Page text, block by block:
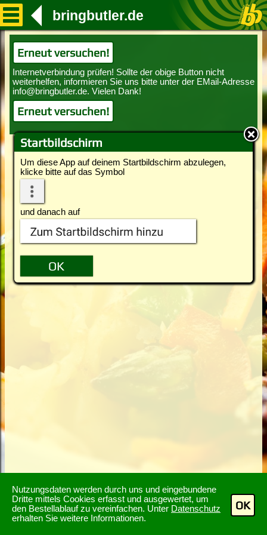
Nutzungsdaten werden durch uns und eingebundene
Dritte mittels Cookies erfasst und ausgewertet, um
den Bestellablauf zu vereinfachen. Unter Datenschutz
erhalten Sie weitere Informationen.
OK
Startbildschirm
Um diese App auf deinem Startbildschirm abzulegen,
klicke bitte auf das Symbol
und danach auf
bringbutler.de
Erneut versuchen!
Erneut versuchen!